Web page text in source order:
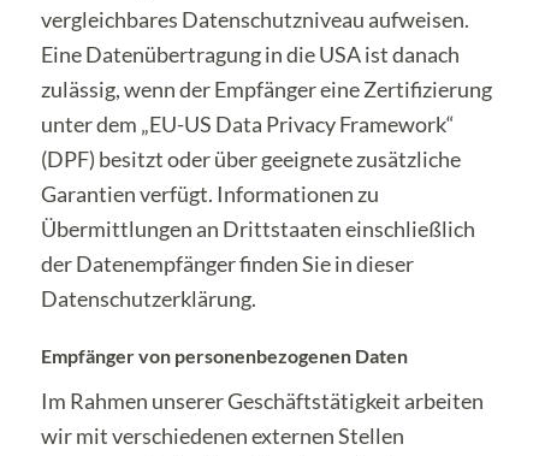
vergleichbares Datenschutzniveau aufweisen.
Eine Datenübertragung in die USA ist danach
zulässig, wenn der Empfänger eine Zertifizierung
unter dem „EU-US Data Privacy Framework“
(DPF) besitzt oder über geeignete zusätzliche
Garantien verfügt. Informationen zu
Übermittlungen an Drittstaaten einschließlich
der Datenempfänger finden Sie in dieser
Datenschutzerklärung.
Empfänger von personenbezogenen Daten
Im Rahmen unserer Geschäftstätigkeit arbeiten
wir mit verschiedenen externen Stellen